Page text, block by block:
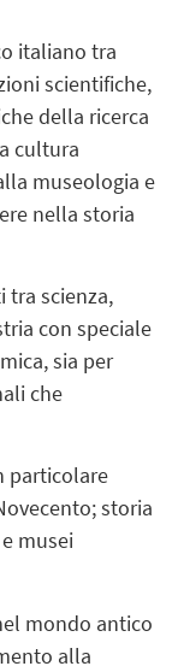
italiano tra
scientifiche,
della ricerca
cultura
museologia e
nella storia
tra scienza,
con speciale
sia per
che
particolare
storia
musei
mondo antico
alla